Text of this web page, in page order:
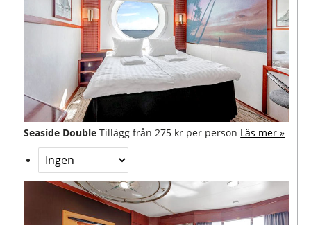
Seaside Double Tillägg från 275 kr per person Läs mer »